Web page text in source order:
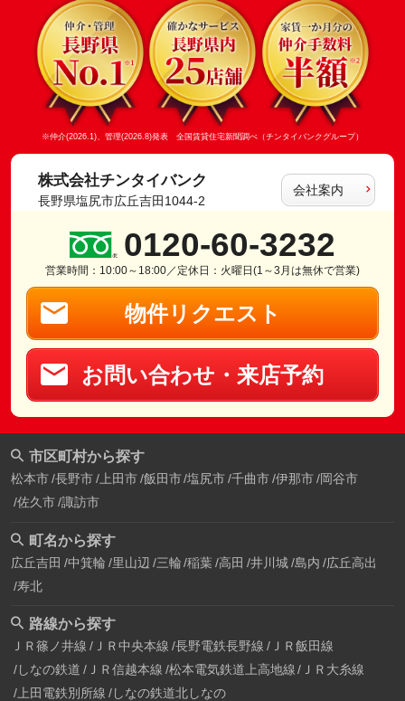
※仲介(2026.1)、管理(2026.8)発表 全国賃貸住宅新聞調べ（チンタイバンクグループ）
株式会社チンタイバンク
長野県塩尻市広丘吉田1044-2
会社案内
0120-60-3232
営業時間：10:00～18:00／定休日：火曜日(1～3月は無休で営業)
物件リクエスト
お問い合わせ・来店予約
市区町村から探す
松本市 長野市 上田市 飯田市 塩尻市 千曲市 伊那市 岡谷市
佐久市 諏訪市
町名から探す
広丘吉田 中箕輪 里山辺 三輪 稲葉 高田 井川城 島内 広丘高出
寿北
路線から探す
ＪＲ篠ノ井線 ＪＲ中央本線 長野電鉄長野線 ＪＲ飯田線
しなの鉄道 ＪＲ信越本線 松本電気鉄道上高地線
ＪＲ大糸線
上田電鉄別所線 しなの鉄道北しなの